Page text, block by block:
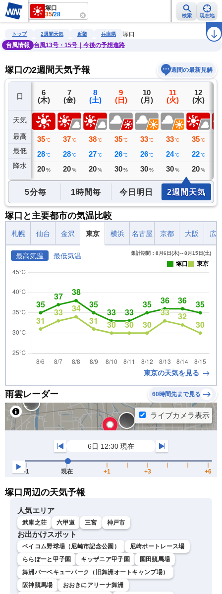
塚口
35/28 検索 現在地
雨雲レーダー 台風情報 地震情報 警報・注意報 ラ
トップ 2週間天気 近畿 兵庫県
塚口
台風情報
台風13号・15号｜今後の予想進路
塚口の2週間天気予報 週間の最新見解
日
天気
最高
最低
降水
5
(水)
36 ℃
27 ℃
0 ミリ
6
(木)
35 ℃
28 ℃
20 %
7
(金)
37 ℃
28 ℃
20 %
8
(土)
38 ℃
27 ℃
20 %
9
(日)
35 ℃
26 ℃
30 %
10
(月)
33 ℃
26 ℃
30 %
11
(火)
33 ℃
24 ℃
30 %
12
(水)
35 ℃
22 ℃
20 %
5分毎 1時間毎 今日明日 2週間天気
塚口と主要都市の気温比較
札幌 仙台 金沢 東京 横浜 名古屋 京都 大阪 広
最高気温 最低気温 集計期間：8月6日(木)～8月15日(土)
塚口 東京
東京の天気を見る
雨雲レーダー 60時間先まで見る
塚口周辺の天気予報
人気エリア
武庫之荘 六甲道 三宮 神戸市
お出かけスポット
ベイコム野球場（尼崎市記念公園）
尼崎ボートレース場
ららぽーと甲子園
キッザニア甲子園
園田競馬場
舞洲バーベキューパーク（旧舞洲オートキャンプ場）
阪神競馬場
おおきにアリーナ舞洲